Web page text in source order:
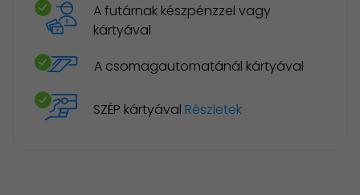
A futárnak készpénzzel vagy
kártyával
A csomagautomatánál kártyával
SZÉP kártyával Részletek